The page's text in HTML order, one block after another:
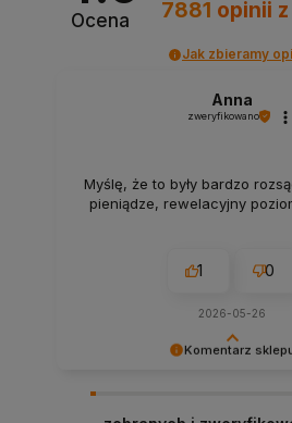
Ocena
7881 opinii
Jak zbieramy
Komentarz
Anna
zweryfikowano
Myślę, że to były bardzo
pieniądze, rewelacyjny
1 0
2026-05-26